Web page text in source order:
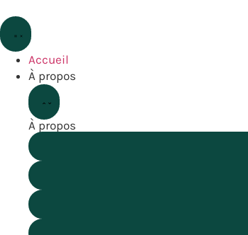
Accueil
À propos
À propos